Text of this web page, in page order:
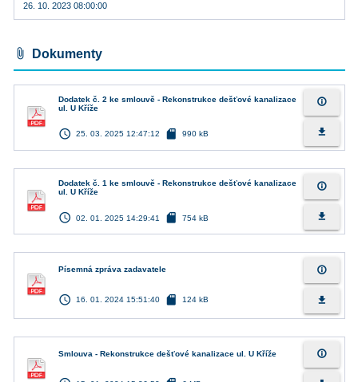
26. 10. 2023 08:00:00
attach_file Dokumenty
Dodatek č. 2 ke smlouvě - Rekonstrukce dešťové kanalizace
ul. U Kříže
access_time 25. 03. 2025 12:47:12 sd_card 990 kB
info_outline
file_download
Dodatek č. 1 ke smlouvě - Rekonstrukce dešťové kanalizace
ul. U Kříže
access_time 02. 01. 2025 14:29:41 sd_card 754 kB
info_outline
file_download
Písemná zpráva zadavatele
access_time 16. 01. 2024 15:51:40 sd_card 124 kB
info_outline
file_download
Smlouva - Rekonstrukce dešťové kanalizace ul. U Kříže info_outline